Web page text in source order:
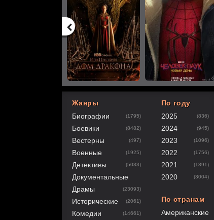
40
1 2 3 4
Жанры
Биографии
(1795)
Боевики (8482)
Вестерны (497)
Военные (1925)
Детективы (5033)
Документальные
Драмы
(23093)
Исторические (2061)
Комедии (14661)
По году
2025
(836)
2024 (945)
2023 (1096)
2022 (1756)
2021 (1891)
2020 (3004)
По странам
Американские